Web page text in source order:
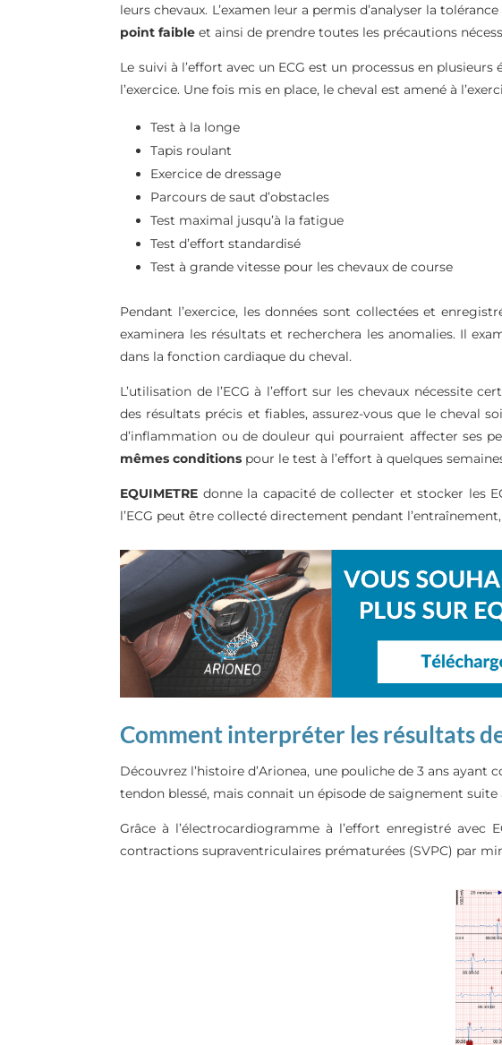
leurs chevaux. L’examen leur a permis d’analyser la
point faible et ainsi de prendre toutes les précautions
Le suivi à l’effort avec un ECG est un processus en
l’exercice. Une fois mis en place, le cheval est amené à
Test à la longe
Tapis roulant
Exercice de dressage
Parcours de saut d’obstacles
Test maximal jusqu’à la fatigue
Test d’effort standardisé
Test à grande vitesse pour les chevaux de course
Pendant l’exercice, les données sont collectées et
examinera les résultats et recherchera les anomalies. Il
dans la fonction cardiaque du cheval.
L’utilisation de l’ECG à l’effort sur les chevaux nécessite
des résultats précis et fiables, assurez-vous que le cheval
d’inflammation ou de douleur qui pourraient affecter ses
mêmes conditions pour le test à l’effort à quelques
EQUIMETRE donne la capacité de collecter et stocker les
l’ECG peut être collecté directement pendant
Comment interpréter les résultats de
Découvrez l’histoire d’Arionea, une pouliche de 3 ans
tendon blessé, mais connait un épisode de saignement
Grâce à l’électrocardiogramme à l’effort enregistré avec
contractions supraventriculaires prématurées (SVPC) par